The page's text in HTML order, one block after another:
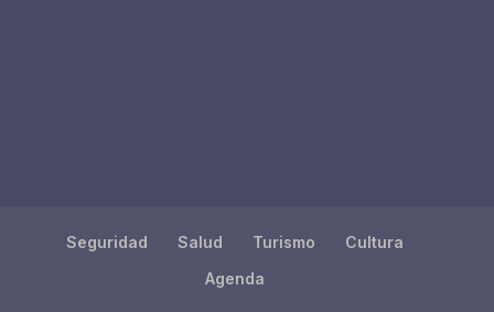
Seguridad Salud Turismo
Cultura
Agenda